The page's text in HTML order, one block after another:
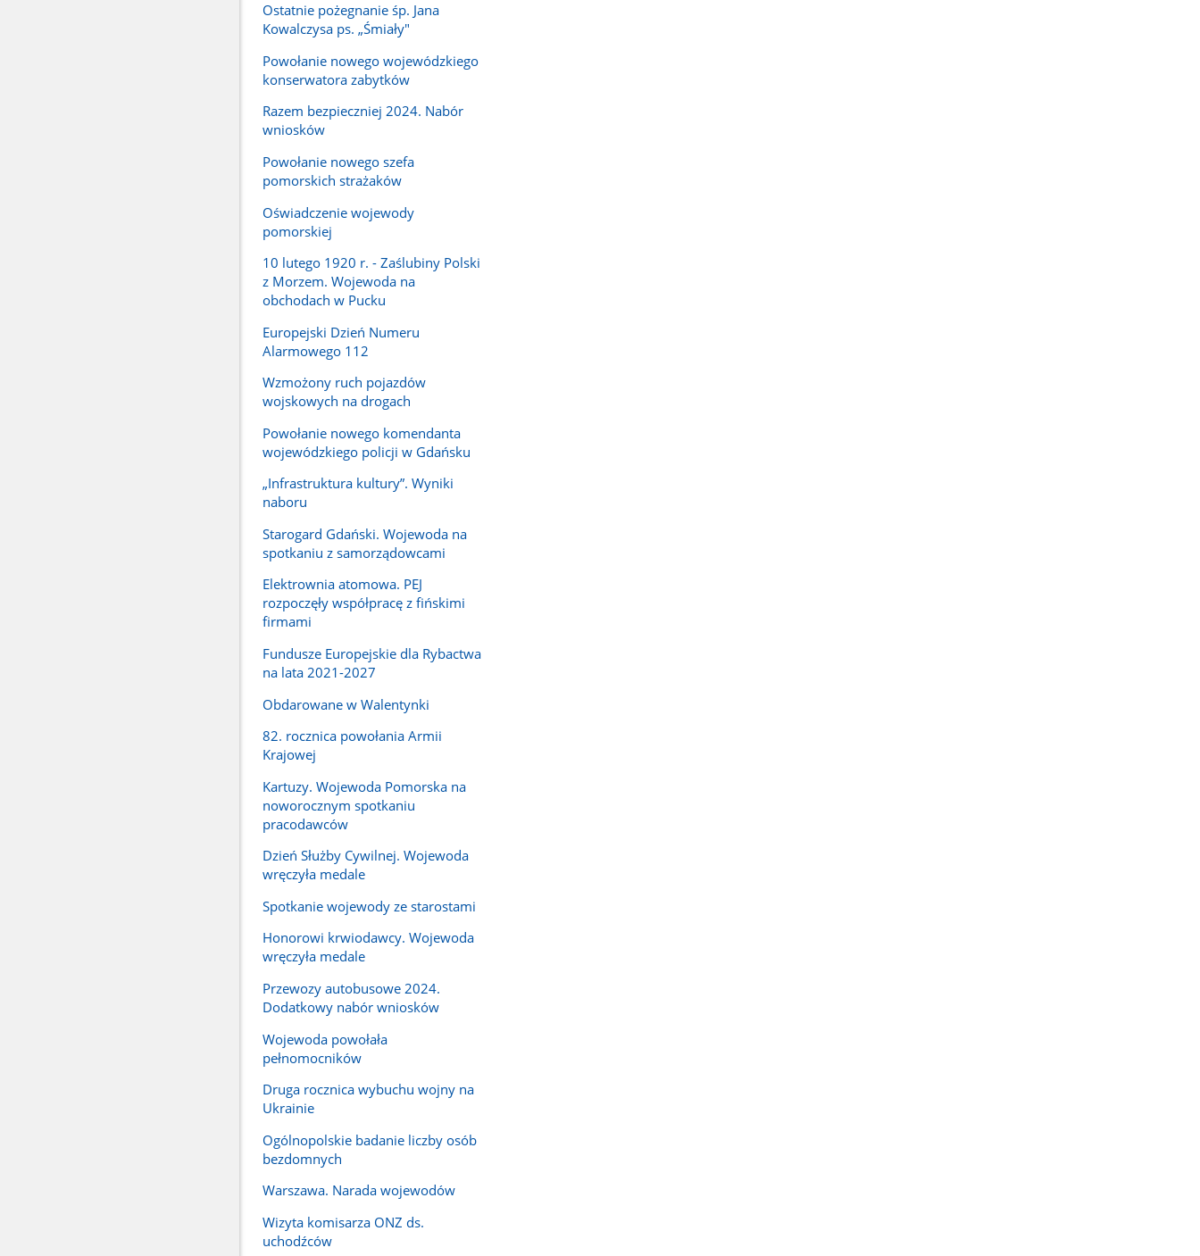
Ostatnie pożegnanie śp. Jana
Kowalczysa ps. „Śmiały"
Powołanie nowego wojewódzkiego
konserwatora zabytków
Razem bezpieczniej 2024. Nabór
wniosków
Powołanie nowego szefa
pomorskich strażaków
Oświadczenie wojewody
pomorskiej
10 lutego 1920 r. - Zaślubiny Polski
z Morzem. Wojewoda na
obchodach w Pucku
Europejski Dzień Numeru
Alarmowego 112
Wzmożony ruch pojazdów
wojskowych na drogach
Powołanie nowego komendanta
wojewódzkiego policji w Gdańsku
„Infrastruktura kultury”. Wyniki
naboru
Starogard Gdański. Wojewoda na
spotkaniu z samorządowcami
Elektrownia atomowa. PEJ
rozpoczęły współpracę z fińskimi
firmami
Fundusze Europejskie dla Rybactwa
na lata 2021-2027
Obdarowane w Walentynki
82. rocznica powołania Armii
Krajowej
Kartuzy. Wojewoda Pomorska na
noworocznym spotkaniu
pracodawców
Dzień Służby Cywilnej. Wojewoda
wręczyła medale
Spotkanie wojewody ze starostami
Honorowi krwiodawcy. Wojewoda
wręczyła medale
Przewozy autobusowe 2024.
Dodatkowy nabór wniosków
Wojewoda powołała
pełnomocników
Druga rocznica wybuchu wojny na
Ukrainie
Ogólnopolskie badanie liczby osób
bezdomnych
Warszawa. Narada wojewodów
Wizyta komisarza ONZ ds.
uchodźców